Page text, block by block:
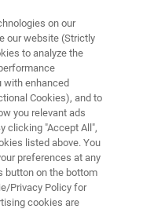
on our
our website (Strictly
to analyze the
with enhanced
Cookies), and to
you relevant ads
clicking "Accept All",
listed above. You
preferences at any
button on the bottom
Privacy Policy for
cookies are